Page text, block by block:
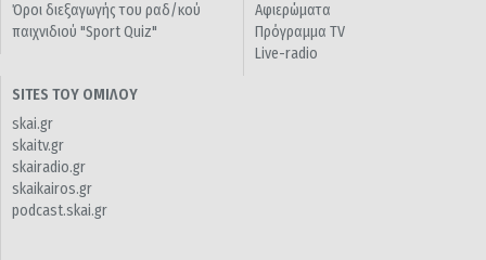
Όροι διεξαγωγής του ραδ/κού
παιχνιδιού "Sport Quiz"
Αφιερώματα
Πρόγραμμα TV
Live-radio
SITES ΤΟΥ ΟΜΙΛΟΥ
skai.gr
skaitv.gr
skairadio.gr
skaikairos.gr
podcast.skai.gr